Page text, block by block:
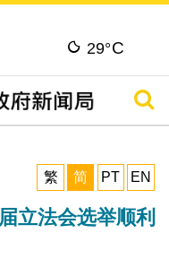
29°C
搜寻
繁
简 PT EN
立法会选举顺利